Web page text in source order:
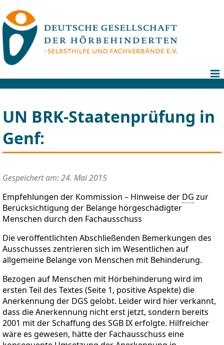
UN BRK-Staatenprüfung in
Genf:
Gespeichert am: 24. Mai 2015
Empfehlungen der Kommission – Hinweise der DG zur
Berücksichtigung der Belange hörgeschädigter
Menschen durch den Fachausschuss
Die veröffentlichten Abschließenden Bemerkungen des
Ausschusses zentrieren sich im Wesentlichen auf
allgemeine Belange von Menschen mit Behinderung.
Bezogen auf Menschen mit Hörbehinderung wird im
ersten Teil des Textes (Seite 1, positive Aspekte) die
Anerkennung der DGS gelobt. Leider wird hier verkannt,
dass die Anerkennung nicht erst jetzt, sondern bereits
2001 mit der Schaffung des SGB IX erfolgte. Hilfreicher
wäre es gewesen, hätte der Fachausschuss eine